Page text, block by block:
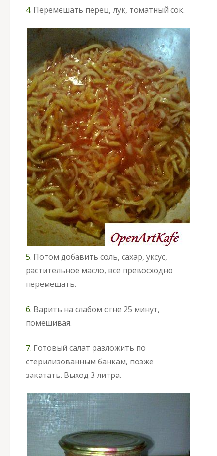
4. Перемешать перец, лук, томатный сок.
5. Потом добавить соль, сахар, уксус,
растительное масло, все превосходно
перемешать.
6. Варить на слабом огне 25 минут,
помешивая.
7. Готовый салат разложить по
стерилизованным банкам, позже
закатать. Выход 3 литра.